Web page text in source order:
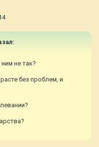
не так?
без проблем, и